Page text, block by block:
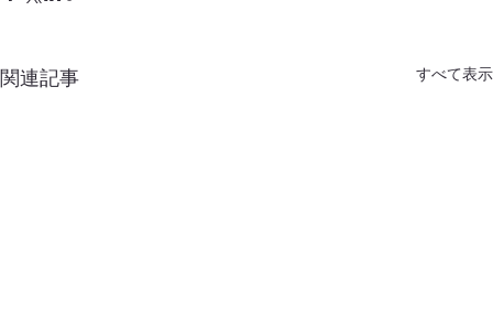
関連記事 すべて表示